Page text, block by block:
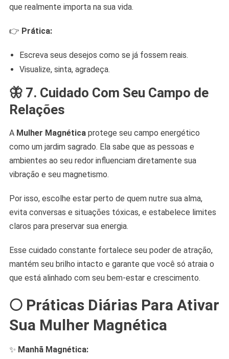
que realmente importa na sua vida.
👉 Prática:
Escreva seus desejos como se já fossem reais.
Visualize, sinta, agradeça.
🦋 7. Cuidado Com Seu Campo de
Relações
A Mulher Magnéticaprotege seu campo energético
como um jardim sagrado. Ela sabe que as pessoas e
ambientes ao seu redor influenciam diretamente sua
vibração e seu magnetismo.
Por isso, escolhe estar perto de quem nutre sua alma,
evita conversas e situações tóxicas, e estabelece limites
claros para preservar sua energia.
Esse cuidado constante fortalece seu poder de atração,
mantém seu brilho intacto e garante que você só atraia o
que está alinhado com seu bem-estar e crescimento.
🌕 Práticas Diárias Para Ativar
Sua Mulher Magnética
✨ Manhã Magnética: